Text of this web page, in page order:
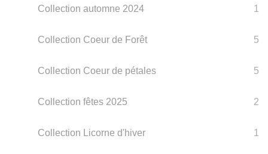
Collection automne 2024 1
Collection Coeur de Forêt 5
Collection Coeur de pétales 5
Collection fêtes 2025 2
Collection Licorne d'hiver 1